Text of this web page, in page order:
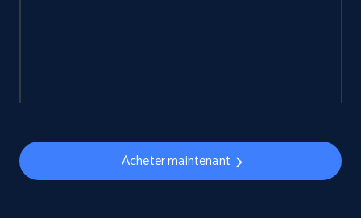
eCommerce
Acheter maintenant